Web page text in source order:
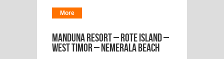
More
Manduna Resort – Rote Island –
West Timor – Nemerala beach